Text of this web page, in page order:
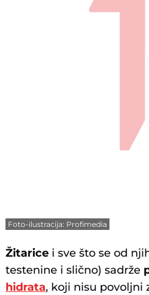
Foto-ilustracija: Profimedia
Žitarice i sve što se od
testenine i slično) sadrže
hidrata, koji nisu povoljni